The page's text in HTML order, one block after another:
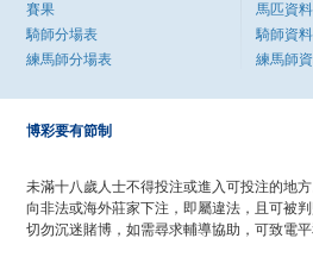
賽果
騎師分場表
練馬師分場表
馬匹資料
騎師資料
練馬師
博彩要有節制
未滿十八歲人士不得投注或進入可投注的地方
向非法或海外莊家下注，即屬違法，且可被判
切勿沉迷賭博，如需尋求輔導協助，可致電